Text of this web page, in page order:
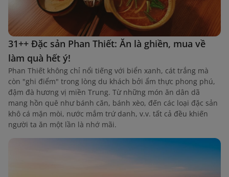
31++ Đặc sản Phan Thiết: Ăn là ghiền, mua về
làm quà hết ý!
Phan Thiết không chỉ nổi tiếng với biển xanh, cát trắng mà
còn "ghi điểm" trong lòng du khách bởi ẩm thực phong phú,
đậm đà hương vị miền Trung. Từ những món ăn dân dã
mang hồn quê như bánh căn, bánh xèo, đến các loại đặc sản
khô cá mặn mòi, nước mắm trứ danh, v.v. tất cả đều khiến
người ta ăn một lần là nhớ mãi.